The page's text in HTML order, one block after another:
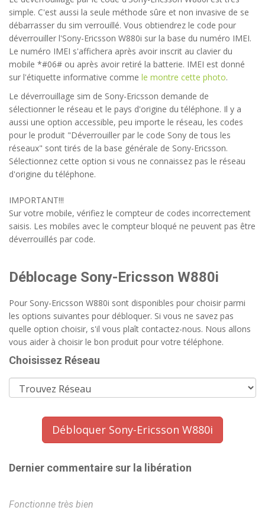
simple. C'est aussi la seule méthode sûre et non invasive de se
débarrasser du sim verrouillé. Vous obtiendrez le code pour
déverrouiller l'Sony-Ericsson W880i sur la base du numéro IMEI.
Le numéro IMEI s'affichera après avoir inscrit au clavier du
mobile *#06# ou après avoir retiré la batterie. IMEI est donné
sur l'étiquette informative comme le montre cette photo.
Le déverrouillage sim de Sony-Ericsson demande de
sélectionner le réseau et le pays d'origine du téléphone. Il y a
aussi une option accessible, peu importe le réseau, les codes
pour le produit "Déverrouiller par le code Sony de tous les
réseaux" sont tirés de la base générale de Sony-Ericsson.
Sélectionnez cette option si vous ne connaissez pas le réseau
d'origine du téléphone.
IMPORTANT!!!
Sur votre mobile, vérifiez le compteur de codes incorrectement
saisis. Les mobiles avec le compteur bloqué ne peuvent pas être
déverrouillés par code.
Déblocage Sony-Ericsson W880i
Pour Sony-Ericsson W880i sont disponibles pour choisir parmi
les options suivantes pour débloquer. Si vous ne savez pas
quelle option choisir, s'il vous plaît contactez-nous. Nous allons
vous aider à choisir le bon produit pour votre téléphone.
Choisissez Réseau
Débloquer Sony-Ericsson W880i
Dernier commentaire sur la libération
Fonctionne très bien